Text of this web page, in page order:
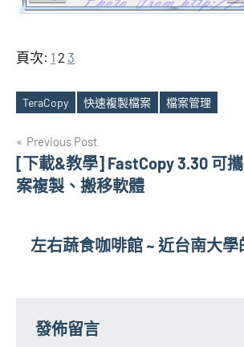
頁次: 1 2 3
Tags
TeraCopy 快速複製檔案 檔案管理
文
章
覽
Previous Post
[下載&教學] FastCopy 3.30 可
案複製、搬移軟體
左右蔬食咖啡館 ~ 近台南大
發佈留言